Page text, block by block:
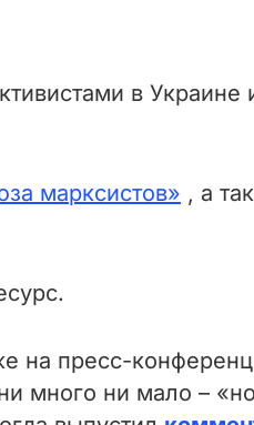
в Украине
марксистов» , а
на пресс-
много ни мало –